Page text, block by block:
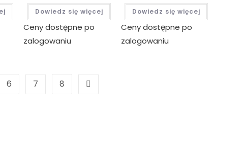
Dowiedz się więcej
Ceny dostępne po
zalogowaniu
Dowiedz się więcej
Ceny dostępne po
zalogowaniu
6 7 8